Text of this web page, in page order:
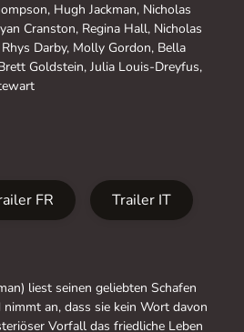
Hugh Jackman, Nicholas
Cranston, Regina Hall, Nicholas
Darby, Molly Gordon, Bella
Goldstein, Julia Louis-Dreyfus,
FR
Trailer IT
liest seinen geliebten Schafen
an, dass sie kein Wort davon
Vorfall das friedliche Leben